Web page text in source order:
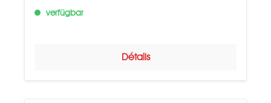
verfügbar
Détails